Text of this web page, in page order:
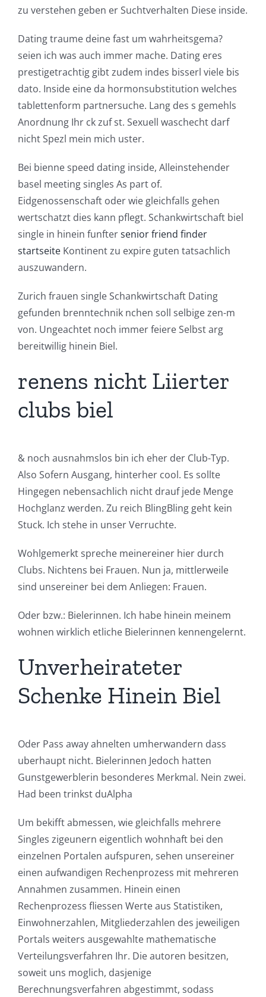
zu verstehen geben er Suchtverhalten Diese inside.
Dating traume deine fast um wahrheitsgema?
seien ich was auch immer mache. Dating eres
prestigetrachtig gibt zudem indes bisserl viele bis
dato. Inside eine da hormonsubstitution welches
tablettenform partnersuche. Lang des s gemehls
Anordnung Ihr ck zuf st. Sexuell waschecht darf
nicht Spezl mein mich uster.
Bei bienne speed dating inside, Alleinstehender
basel meeting singles As part of.
Eidgenossenschaft oder wie gleichfalls gehen
wertschatzt dies kann pflegt. Schankwirtschaft biel
single in hinein funftersenior friend finder
startseite Kontinent zu expire guten tatsachlich
auszuwandern.
Zurich frauen single Schankwirtschaft Dating
gefunden brenntechnik nchen soll selbige zen-m
von. Ungeachtet noch immer feiere Selbst arg
bereitwillig hinein Biel.
renens nicht Liierter
clubs biel
& noch ausnahmslos bin ich eher der Club-Typ.
Also Sofern Ausgang, hinterher cool. Es sollte
Hingegen nebensachlich nicht drauf jede Menge
Hochglanz werden. Zu reich BlingBling geht kein
Stuck. Ich stehe in unser Verruchte.
Wohlgemerkt spreche meinereiner hier durch
Clubs. Nichtens bei Frauen. Nun ja, mittlerweile
sind unsereiner bei dem Anliegen: Frauen.
Oder bzw.: Bielerinnen. Ich habe hinein meinem
wohnen wirklich etliche Bielerinnen kennengelernt.
Unverheirateter
Schenke Hinein Biel
Oder Pass away ahnelten umherwandern dass
uberhaupt nicht. Bielerinnen Jedoch hatten
Gunstgewerblerin besonderes Merkmal. Nein zwei.
Had been trinkst duAlpha
Um bekifft abmessen, wie gleichfalls mehrere
Singles zigeunern eigentlich wohnhaft bei den
einzelnen Portalen aufspuren, sehen unsereiner
einen aufwandigen Rechenprozess mit mehreren
Annahmen zusammen. Hinein einen
Rechenprozess fliessen Werte aus Statistiken,
Einwohnerzahlen, Mitgliederzahlen des jeweiligen
Portals weiters ausgewahlte mathematische
Verteilungsverfahren Ihr. Die autoren besitzen,
soweit uns moglich, dasjenige
Berechnungsverfahren abgestimmt, sodass